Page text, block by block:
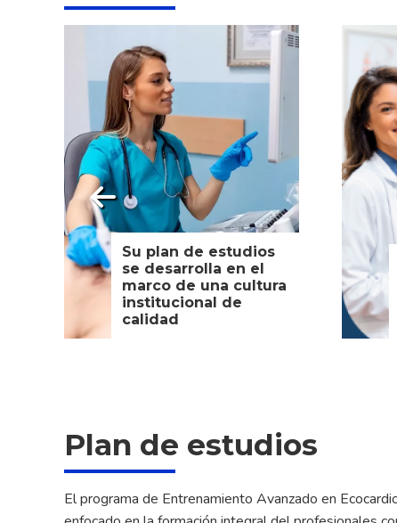
Su plan de estudios
se desarrolla en el
marco de una cultura
institucional de
calidad
Plan de estudios
El programa de Entrenamiento Avanzado en